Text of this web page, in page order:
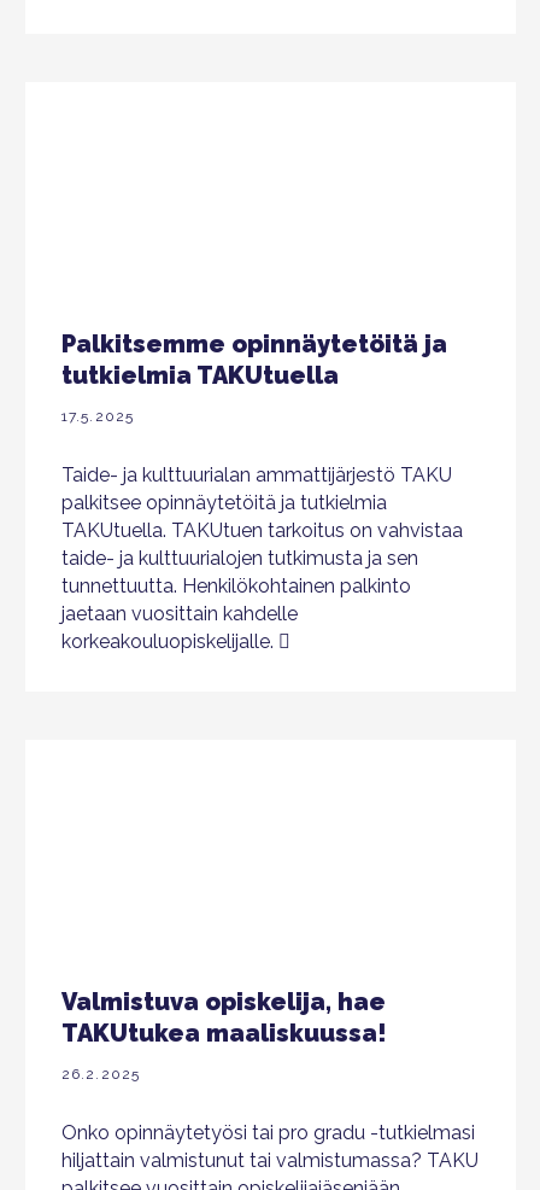
Palkitsemme opinnäytetöitä ja
tutkielmia TAKUtuella
17.5.2025
Taide- ja kulttuurialan ammattijärjestö TAKU
palkitsee opinnäytetöitä ja tutkielmia
TAKUtuella. TAKUtuen tarkoitus on vahvistaa
taide- ja kulttuurialojen tutkimusta ja sen
tunnettuutta. Henkilökohtainen palkinto
jaetaan vuosittain kahdelle
korkeakouluopiskelijalle.
Valmistuva opiskelija, hae
TAKUtukea maaliskuussa!
26.2.2025
Onko opinnäytetyösi tai pro gradu -tutkielmasi
hiljattain valmistunut tai valmistumassa? TAKU